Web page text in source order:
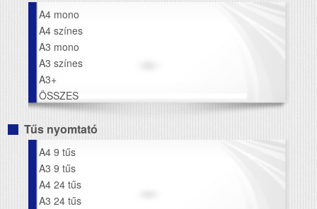
A4 mono
A4 színes
A3 mono
A3 színes
A3+
ÖSSZES
Tűs nyomtató
A4 9 tűs
A3 9 tűs
A4 24 tűs
A3 24 tűs